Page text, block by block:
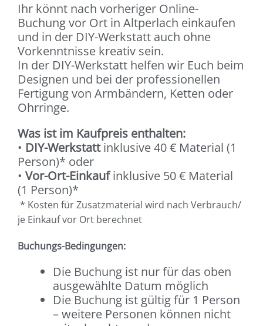
Ihr könnt nach vorheriger Online-
Buchung vor Ort in Altperlach einkaufen
und in der DIY-Werkstatt auch ohne
Vorkenntnisse kreativ sein.
In der DIY-Werkstatt helfen wir Euch beim
Designen und bei der professionellen
Fertigung von Armbändern, Ketten oder
Ohrringe.
Was ist im Kaufpreis enthalten:
• DIY-Werkstattinklusive 40 € Material (1
Person)* oder
• Vor-Ort-Einkaufinklusive 50 € Material
(1 Person)*
* Kosten für Zusatzmaterial wird nach Verbrauch/
je Einkauf vor Ort berechnet
Buchungs-Bedingungen:
Die Buchung ist nur für das oben
ausgewählte Datum möglich
Die Buchung ist gültig für 1 Person
– weitere Personen können nicht